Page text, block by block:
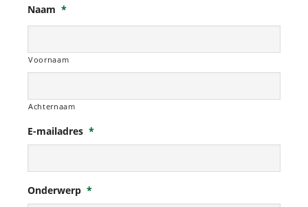
Naam *
Voornaam
Achternaam
E-mailadres *
Onderwerp *